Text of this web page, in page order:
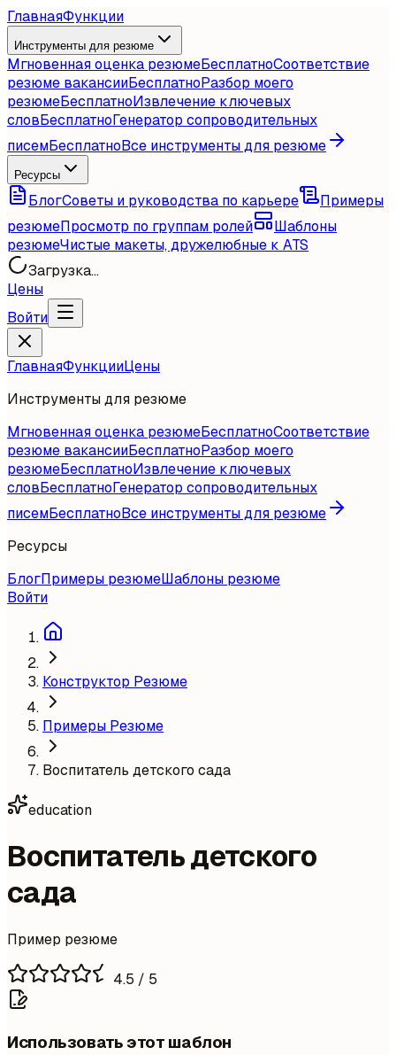
ГлавнаяФункции
Инструменты для резюме
Мгновенная оценка резюмеБесплатноСоответствие
резюме вакансииБесплатноРазбор моего
резюмеБесплатноИзвлечение ключевых
словБесплатноГенератор сопроводительных
писемБесплатноВсе инструменты для резюме
Ресурсы
БлогСоветы и руководства по карьере
Примеры
резюмеПросмотр по группам ролей
Шаблоны
резюмеЧистые макеты, дружелюбные к ATS
Загрузка...
Цены
Войти
ГлавнаяФункцииЦены
Инструменты для резюме
Мгновенная оценка резюмеБесплатноСоответствие
резюме вакансииБесплатноРазбор моего
резюмеБесплатноИзвлечение ключевых
словБесплатноГенератор сопроводительных
писемБесплатноВсе инструменты для резюме
Ресурсы
БлогПримеры резюмеШаблоны резюме
Войти
Конструктор Резюме
Примеры Резюме
Воспитатель детского сада
education
Воспитатель детского
сада
Пример резюме
4.5 / 5
Использовать этот шаблон